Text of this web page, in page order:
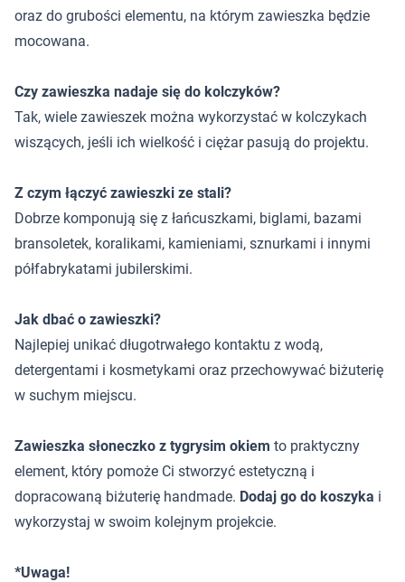
oraz do grubości elementu, na którym zawieszka będzie
mocowana.
Czy zawieszka nadaje się do kolczyków?
Tak, wiele zawieszek można wykorzystać w kolczykach
wiszących, jeśli ich wielkość i ciężar pasują do projektu.
Z czym łączyć zawieszki ze stali?
Dobrze komponują się z łańcuszkami, biglami, bazami
bransoletek, koralikami, kamieniami, sznurkami i innymi
półfabrykatami jubilerskimi.
Jak dbać o zawieszki?
Najlepiej unikać długotrwałego kontaktu z wodą,
detergentami i kosmetykami oraz przechowywać biżuterię
w suchym miejscu.
Zawieszka słoneczko z tygrysim okiem to praktyczny
element, który pomoże Ci stworzyć estetyczną i
dopracowaną biżuterię handmade. Dodaj go do koszyka i
wykorzystaj w swoim kolejnym projekcie.
*Uwaga!